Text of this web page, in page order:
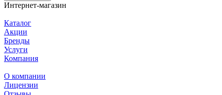
Интернет-магазин
Каталог
Акции
Бренды
Услуги
Компания
О компании
Лицензии